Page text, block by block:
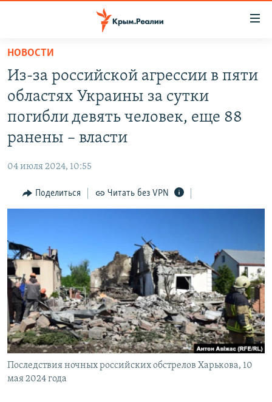
Вернуться
основному
содержанию
Вернутся
главной
Вернутся
поиску
СПЕЦПРОЕКТЫ
ГРУЗ 200
ИНФОГРАФИКА
ПРОПАВШИЕ БЕЗ ВЕСТИ
ПОБЕДИТЕЛЕЙ НЕ СУДЯТ?
КРЫМ.НЕПОКОРЕННЫЙ
ELIFBE
УКРАИНСКАЯ ПРОБЛЕМА КРЫМА
РАДІО СВОБОДА
КАК ОБОЙТИ БЛОКИРОВКУ
Qırımtatar
ПРИСОЕДИНЯЙТЕСЬ!
Все сайты RFE/RL
НОВОСТИ
Из-за российской агрессии в пяти
областях Украины за сутки
погибли девять человек, еще 88
ранены – власти
04 июля 2024, 10:55
Поделиться Читать без VPN
Последствия ночных российских обстрелов Харькова, 10
мая 2024 года